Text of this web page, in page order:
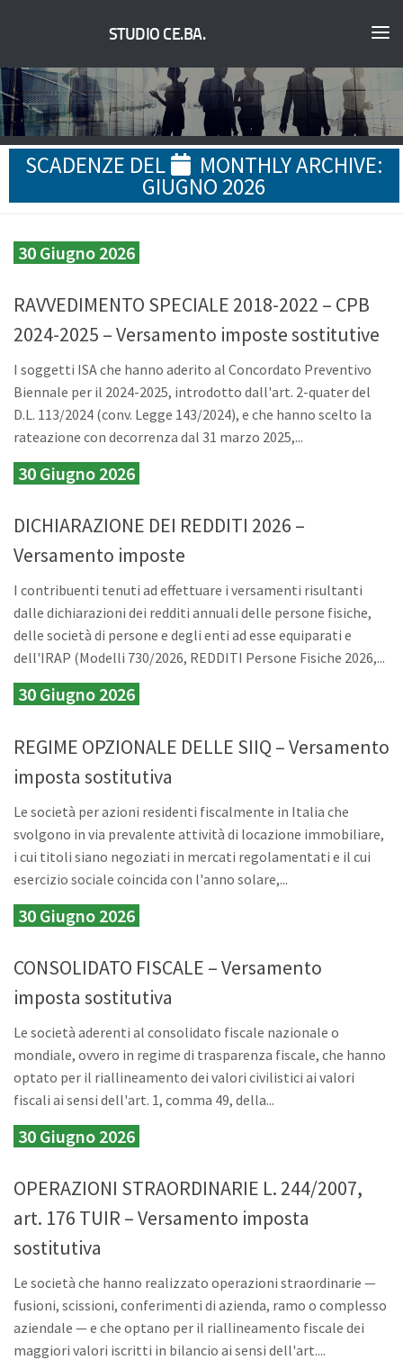
STUDIO CE.BA.
SCADENZE DEL MONTHLY ARCHIVE:
GIUGNO 2026
30 Giugno 2026
RAVVEDIMENTO SPECIALE 2018-2022 – CPB
2024-2025 – Versamento imposte sostitutive
I soggetti ISA che hanno aderito al Concordato Preventivo
Biennale per il 2024-2025, introdotto dall'art. 2-quater del
D.L. 113/2024 (conv. Legge 143/2024), e che hanno scelto la
rateazione con decorrenza dal 31 marzo 2025,...
30 Giugno 2026
DICHIARAZIONE DEI REDDITI 2026 –
Versamento imposte
I contribuenti tenuti ad effettuare i versamenti risultanti
dalle dichiarazioni dei redditi annuali delle persone fisiche,
delle società di persone e degli enti ad esse equiparati e
dell'IRAP (Modelli 730/2026, REDDITI Persone Fisiche 2026,...
30 Giugno 2026
REGIME OPZIONALE DELLE SIIQ – Versamento
imposta sostitutiva
Le società per azioni residenti fiscalmente in Italia che
svolgono in via prevalente attività di locazione immobiliare,
i cui titoli siano negoziati in mercati regolamentati e il cui
esercizio sociale coincida con l'anno solare,...
30 Giugno 2026
CONSOLIDATO FISCALE – Versamento
imposta sostitutiva
Le società aderenti al consolidato fiscale nazionale o
mondiale, ovvero in regime di trasparenza fiscale, che hanno
optato per il riallineamento dei valori civilistici ai valori
fiscali ai sensi dell'art. 1, comma 49, della...
30 Giugno 2026
OPERAZIONI STRAORDINARIE L. 244/2007,
art. 176 TUIR – Versamento imposta
sostitutiva
Le società che hanno realizzato operazioni straordinarie —
fusioni, scissioni, conferimenti di azienda, ramo o complesso
aziendale — e che optano per il riallineamento fiscale dei
maggiori valori iscritti in bilancio ai sensi dell'art....